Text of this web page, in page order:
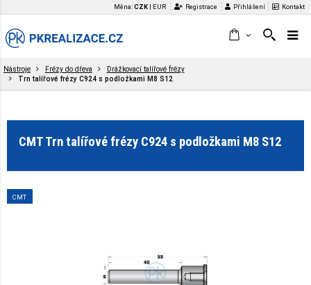
Měna:CZK EUR Registrace Přihlášení Kontakt
Nástroje Frézy do dřeva
Drážkovací talířové frézy
Trn talířové frézy C924 s podložkami M8 S12
CMT Trn talířové frézy C924 s podložkami M8 S12
CMT